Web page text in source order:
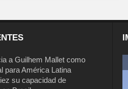
a Guilhem Mallet como
para América Latina
su capacidad de